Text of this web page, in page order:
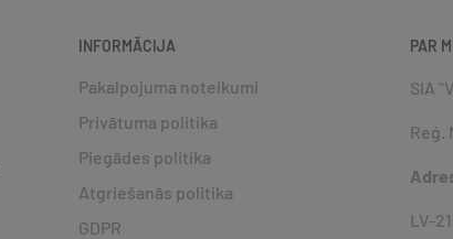
INFORMĀCIJA
Pakalpojuma noteikumi
Privātuma politika
Piegādes politika
Atgriešanās politika
GDPR
PAR
SIA
Reģ.
LV-